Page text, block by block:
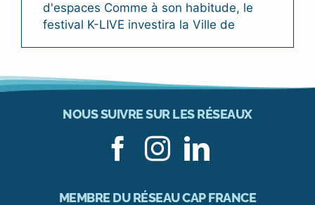
d'espaces Comme à son habitude, le
festival K-LIVE investira la Ville de
NOUS SUIVRE SUR LES RÉSEAUX
MEMBRE DU RÉSEAU CAP FRANCE